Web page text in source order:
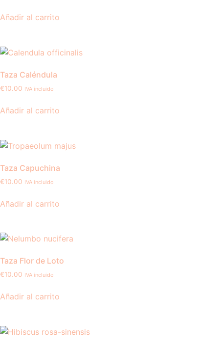
Añadir al carrito
Taza Caléndula
€10.00 IVA incluido
Añadir al carrito
Taza Capuchina
€10.00 IVA incluido
Añadir al carrito
Taza Flor de Loto
€10.00 IVA incluido
Añadir al carrito